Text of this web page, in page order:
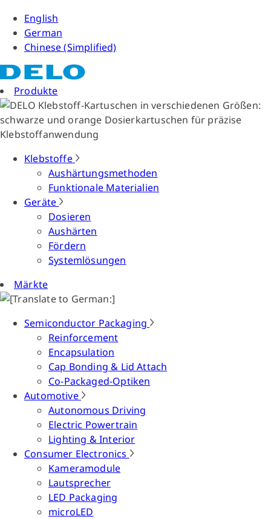
English
German
Chinese (Simplified)
Produkte
Klebstoffe
Aushärtungsmethoden
Funktionale Materialien
Geräte
Dosieren
Aushärten
Fördern
Systemlösungen
Märkte
Semiconductor Packaging
Reinforcement
Encapsulation
Cap Bonding & Lid Attach
Co-Packaged-Optiken
Automotive
Autonomous Driving
Electric Powertrain
Lighting & Interior
Consumer Electronics
Kameramodule
Lautsprecher
LED Packaging
microLED